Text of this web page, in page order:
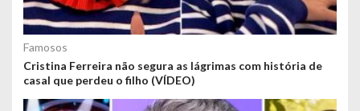
Famosos
Cristina Ferreira não segura as lágrimas com história de
casal que perdeu o filho (VÍDEO)